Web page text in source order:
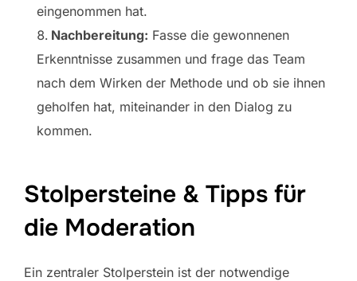
eingenommen hat.
Nachbereitung: Fasse die gewonnenen
Erkenntnisse zusammen und frage das Team
nach dem Wirken der Methode und ob sie ihnen
geholfen hat, miteinander in den Dialog zu
kommen.
Stolpersteine & Tipps für
die Moderation
Ein zentraler Stolperstein ist der notwendige